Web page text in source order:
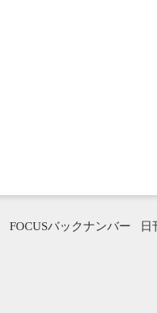
FOCUSバックナンバー 日